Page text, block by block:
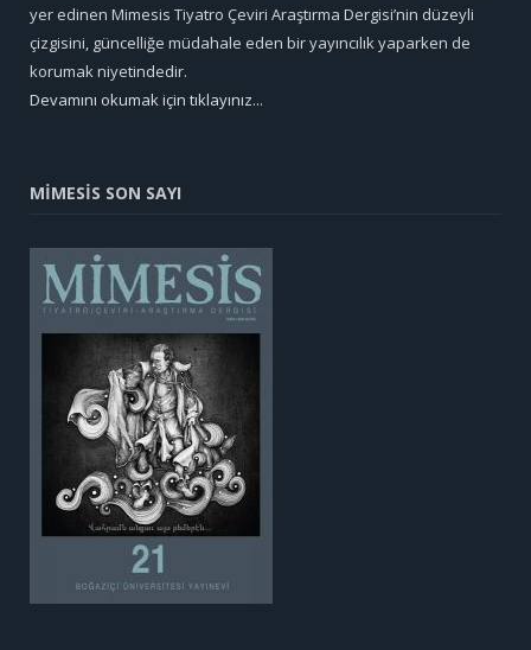
yer edinen Mimesis Tiyatro Çeviri Araştırma Dergisi’nin düzeyli
çizgisini, güncelliğe müdahale eden bir yayıncılık yaparken de
korumak niyetindedir.
Devamını okumak için tıklayınız...
MİMESİS SON SAYI